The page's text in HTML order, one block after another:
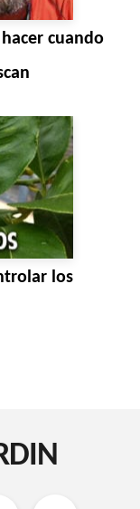
cuando
los